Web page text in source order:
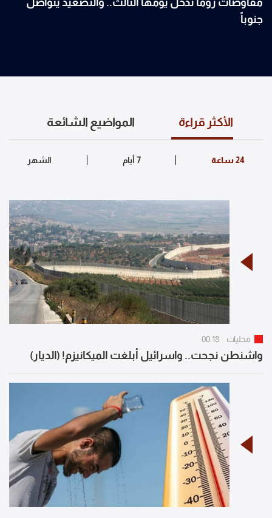
مفاوضات روما تدخل يومها الثالث.. والتصعيد يتواصل
جنوباً
الأكثر قراءة المواضيع الشائعة
محليات 00:18
واشنطن نجحت.. واسرائيل أبلغت الميكانيزم! (الديار)